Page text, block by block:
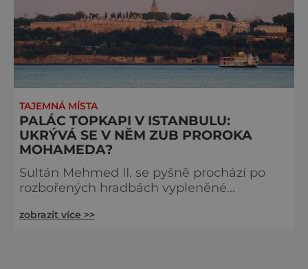
TAJEMNÁ MÍSTA
PALÁC TOPKAPI V ISTANBULU:
UKRÝVÁ SE V NĚM ZUB PROROKA
MOHAMEDA?
Sultán Mehmed II. se pyšně prochází po
rozbořených hradbách vypleněné
před ním doutnají ruiny zničeného sídla
zobrazit více >>